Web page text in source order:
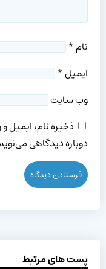
نام*
ایمیل*
وب‌ سایت
ذخیره نام، ایمیل
دوباره دیدگاهی
پست های مرتبط